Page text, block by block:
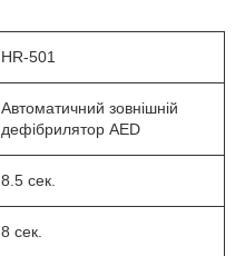
HR-501
Автоматичний зовнішній
дефібрилятор AED
8.5 сек.
8 сек.